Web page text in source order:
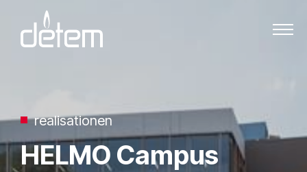
realisationen
HELMO Campus